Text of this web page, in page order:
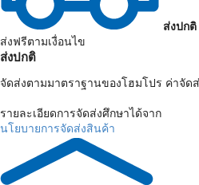
ส่งปกติ
ส่งฟรีตามเงื่อนไข
ส่งปกติ
จัดส่งตามมาตราฐานของโฮมโปร ค่าจัด
รายละเอียดการจัดส่งศึกษาได้จาก
นโยบายการจัดส่งสินค้า